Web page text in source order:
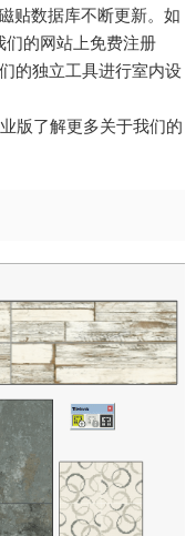
贴数据库不断更新。如
的网站上免费注册
的独立工具进行室内设
了解更多关于我们的